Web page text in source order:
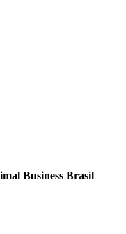
Business Brasil